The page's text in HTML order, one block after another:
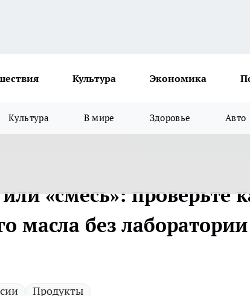
Культура Экономика
Культура В мире Здоровье Авто
«смесь»: проверьте
масла без
Продукты